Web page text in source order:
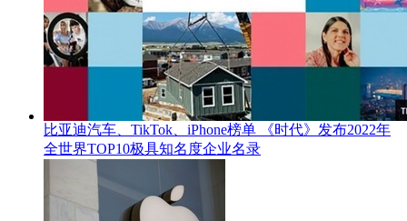
比亚迪汽车、TikTok、iPhone榜单 《时代》发布2022年
全世界TOP10极具知名度企业名录